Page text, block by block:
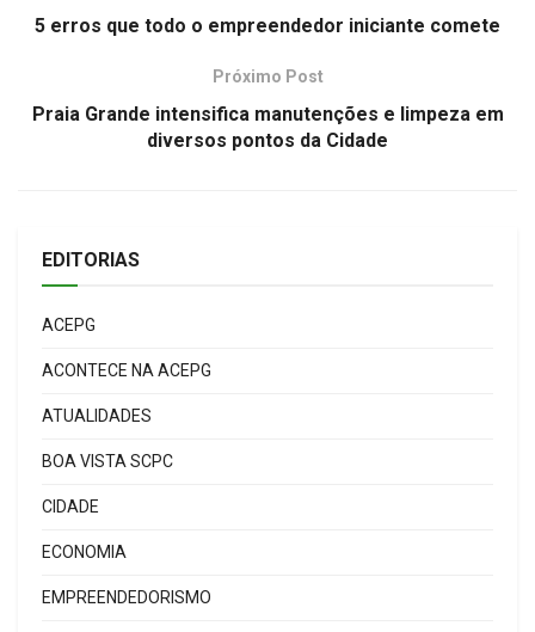
5 erros que todo o empreendedor iniciante comete
Próximo Post
Praia Grande intensifica manutenções e limpeza em
diversos pontos da Cidade
EDITORIAS
ACEPG
ACONTECE NA ACEPG
ATUALIDADES
BOA VISTA SCPC
CIDADE
ECONOMIA
EMPREENDEDORISMO